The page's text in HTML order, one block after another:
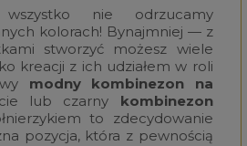
nie odrzucamy
kolorach! Bynajmniej — z
stworzyć możesz wiele
kreacji z ich udziałem w roli
modny kombinezon na
lub czarny kombinezon
to zdecydowanie
pozycja, która z pewnością